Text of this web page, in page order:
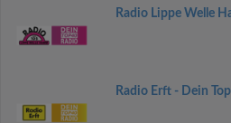
Radio Lippe Welle
Radio Erft - Dein